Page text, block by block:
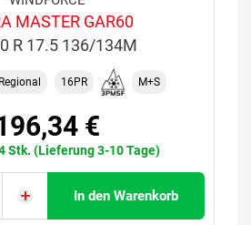
MASTER GAR60
R 17.5 136/134M
Regional 16PR M+S
€
Stk. (Lieferung 3-10 Tage)
In den Warenkorb